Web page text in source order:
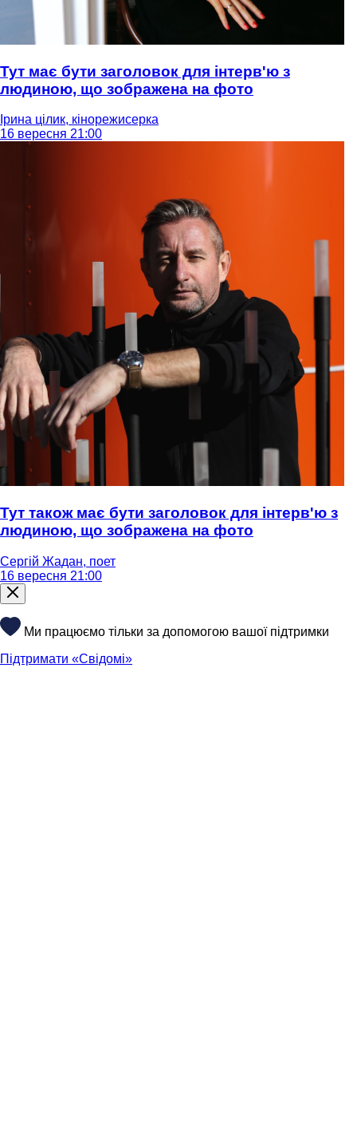
Тут має бути заголовок для інтерв'ю з
людиною, що зображена на фото
Ірина цілик, кінорежисерка
16 вересня 21:00
Тут також має бути заголовок для інтерв'ю з
людиною, що зображена на фото
Сергій Жадан, поет
16 вересня 21:00
Ми працюємо тільки за допомогою вашої підтримки
Підтримати «Свідомі»